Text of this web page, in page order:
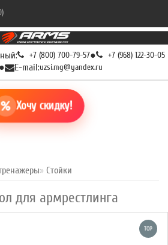
+7 (800) 700-79-57● +7 (968) 122-30-05
● E-mail:uzsi.mg@yandex.ru
Хочу скидку!
Стойки
для армрестлинга
TOP